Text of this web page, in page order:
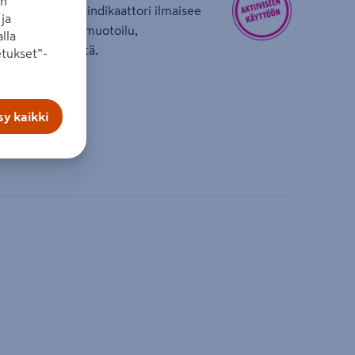
Akun latausindikaattori ilmaisee
kestävä muotoilu,
kestävyyttä.
kaikki